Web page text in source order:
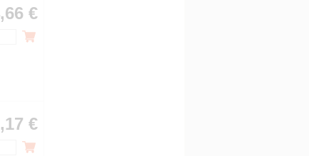
€
€